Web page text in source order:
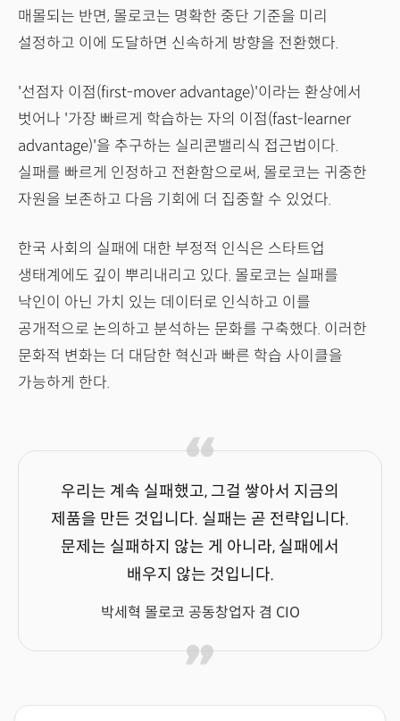
매몰되는 반면, 몰로코는 명확한 중단 기준을 미리
설정하고 이에 도달하면 신속하게 방향을 전환했다.
'선점자 이점(first-mover advantage)'이라는 환상에서
벗어나 '가장 빠르게 학습하는 자의 이점(fast-learner
advantage)'을 추구하는 실리콘밸리식 접근법이다.
실패를 빠르게 인정하고 전환함으로써, 몰로코는 귀중한
자원을 보존하고 다음 기회에 더 집중할 수 있었다.
한국 사회의 실패에 대한 부정적 인식은 스타트업
생태계에도 깊이 뿌리내리고 있다. 몰로코는 실패를
낙인이 아닌 가치 있는 데이터로 인식하고 이를
공개적으로 논의하고 분석하는 문화를 구축했다. 이러한
문화적 변화는 더 대담한 혁신과 빠른 학습 사이클을
가능하게 한다.
우리는 계속 실패했고, 그걸 쌓아서 지금의
제품을 만든 것입니다. 실패는 곧 전략입니다.
문제는 실패하지 않는 게 아니라, 실패에서
배우지 않는 것입니다.
박세혁 몰로코 공동창업자 겸 CIO